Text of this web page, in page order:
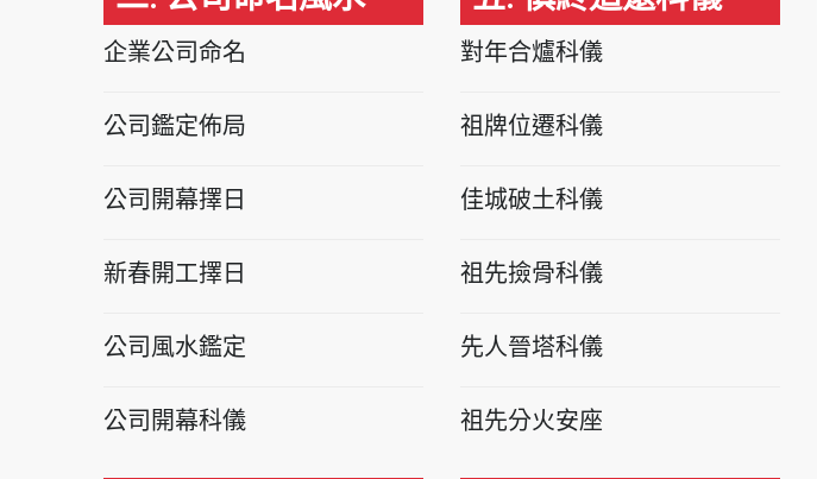
企業公司命名
公司鑑定佈局
公司開幕擇日
新春開工擇日
公司風水鑑定
公司開幕科儀
對年合爐科儀
祖牌位遷科儀
佳城破土科儀
祖先撿骨科儀
先人晉塔科儀
祖先分火安座